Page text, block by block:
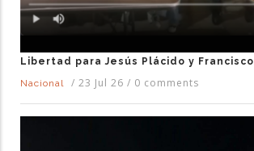
Libertad para Jesús Plácido y Francisco
Nacional
/ 23 Jul 26 / 0 comments